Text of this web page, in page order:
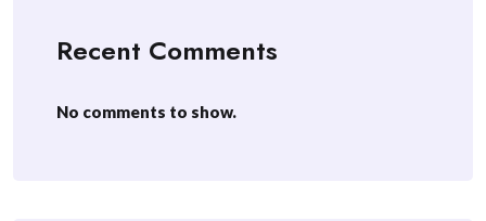
Recent Comments
No comments to show.